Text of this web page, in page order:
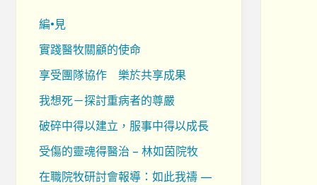
編•見
實踐醫牧關顧的使命
享受團隊協作 樂於共享成果
我想死－探討重病者的尊嚴
破碎中得以建立，服事中得以成長
受傷的靈魂得醫治 – 林如茵院牧
在職院牧研討會報導：如此我禱 —